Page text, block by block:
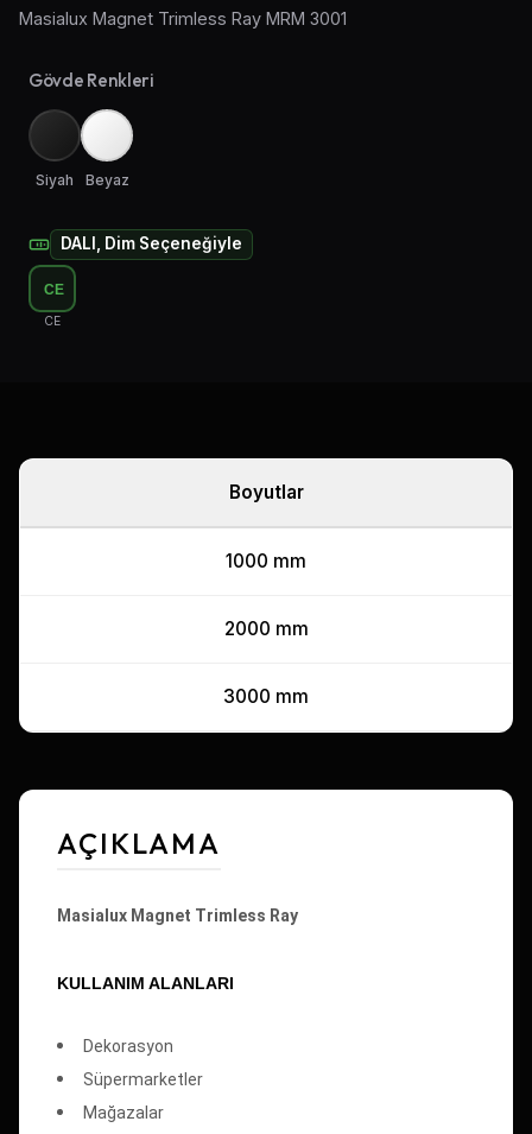
Lambader ve Masa Lambası
Masialux Magnet Trimless Ray MRM 3001
Gövde Renkleri
Siyah Beyaz
DALI, Dim Seçeneğiyle
CE
CE
Boyutlar
1000 mm
2000 mm
3000 mm
AÇIKLAMA
Masialux Magnet Trimless Ray
KULLANIM ALANLARI
Dekorasyon
Süpermarketler
Mağazalar